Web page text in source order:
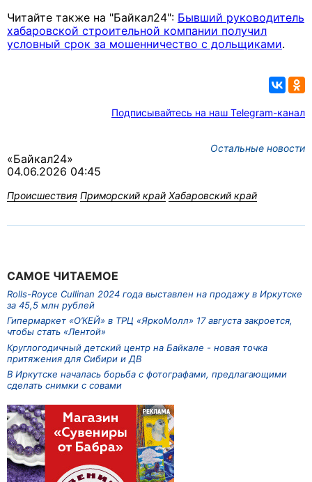
Читайте также на "Байкал24": Бывший руководитель
хабаровской строительной компании получил
условный срок за мошенничество с дольщиками.
Подписывайтесь на наш Telegram-канал
Остальные новости
«Байкал24»
04.06.2026 04:45
Происшествия Приморский край Хабаровский край
САМОЕ ЧИТАЕМОЕ
Rolls-Royce Cullinan 2024 года выставлен на продажу в Иркутске
за 45,5 млн рублей
Гипермаркет «О’КЕЙ» в ТРЦ «ЯркоМолл» 17 августа закроется,
чтобы стать «Лентой»
Круглогодичный детский центр на Байкале - новая точка
притяжения для Сибири и ДВ
В Иркутске началась борьба с фотографами, предлагающими
сделать снимки с совами